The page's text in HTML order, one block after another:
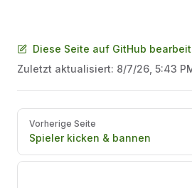
Diese Seite auf GitHub
Zuletzt aktualisiert: 8/7/26, 5:43
Pager
Vorherige Seite
Spieler kicken & bannen